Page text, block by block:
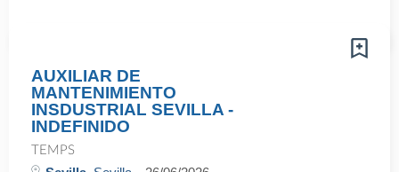
AUXILIAR DE
MANTENIMIENTO
INSDUSTRIAL SEVILLA -
INDEFINIDO
TEMPS